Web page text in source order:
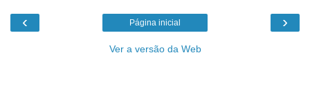
‹ ›
Página inicial
Ver a versão da Web